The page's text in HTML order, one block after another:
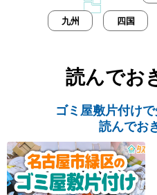
四国
九州
読んでお
ゴミ屋敷片付け
読んでお